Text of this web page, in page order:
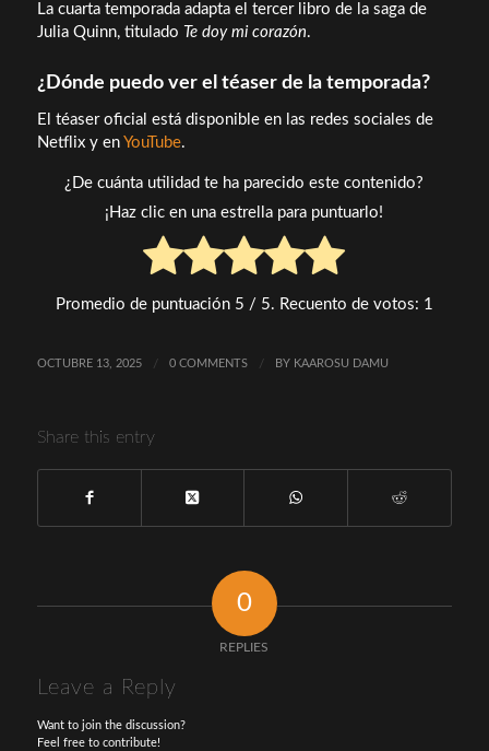
La cuarta temporada adapta el tercer libro de la saga de
Julia Quinn, titulado Te doy mi corazón.
¿Dónde puedo ver el téaser de la temporada?
El téaser oficial está disponible en las redes sociales de
Netflix y en YouTube.
¿De cuánta utilidad te ha parecido este contenido?
¡Haz clic en una estrella para puntuarlo!
Promedio de puntuación 5 / 5. Recuento de votos: 1
OCTUBRE 13, 2025 / 0 COMMENTS / BY KAAROSU DAMU
Share this entry
0
REPLIES
Leave a Reply
Want to join the discussion?
Feel free to contribute!